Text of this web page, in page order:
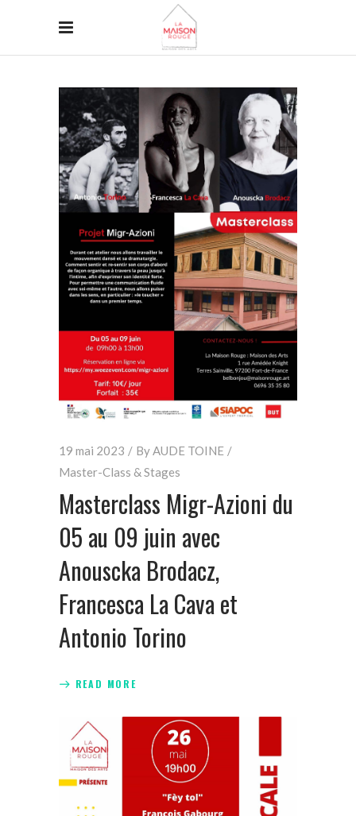
19 mai 2023 ByAUDE TOINE
Master-Class & Stages
Masterclass Migr-Azioni du
05 au 09 juin avec
Anouscka Brodacz,
Francesca La Cava et
Antonio Torino
READ MORE